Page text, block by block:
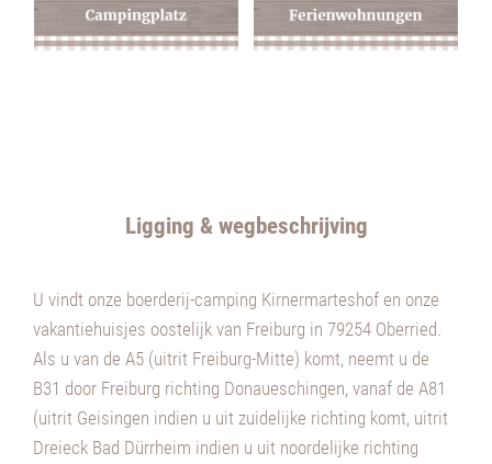
Ligging & wegbeschrijving
U vindt onze boerderij-camping Kirnermarteshof en onze
vakantiehuisjes oostelijk van Freiburg in 79254 Oberried.
Als u van de A5 (uitrit Freiburg-Mitte) komt, neemt u de
B31 door Freiburg richting Donaueschingen, vanaf de A81
(uitrit Geisingen indien u uit zuidelijke richting komt, uitrit
Dreieck Bad Dürrheim indien u uit noordelijke richting